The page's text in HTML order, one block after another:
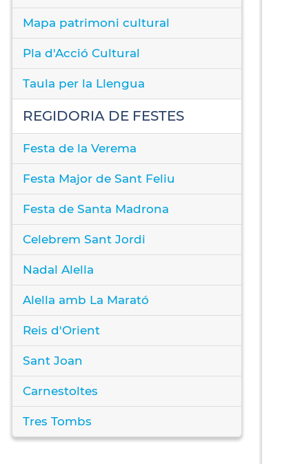
Mapa patrimoni cultural
Pla d'Acció Cultural
Taula per la Llengua
REGIDORIA DE FESTES
Festa de la Verema
Festa Major de Sant Feliu
Festa de Santa Madrona
Celebrem Sant Jordi
Nadal Alella
Alella amb La Marató
Reis d'Orient
Sant Joan
Carnestoltes
Tres Tombs